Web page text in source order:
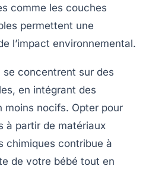
comme les couches
permettent une
l’impact environnemental.
se concentrent sur des
, en intégrant des
moins nocifs. Opter pour
à partir de matériaux
chimiques contribue à
de votre bébé tout en